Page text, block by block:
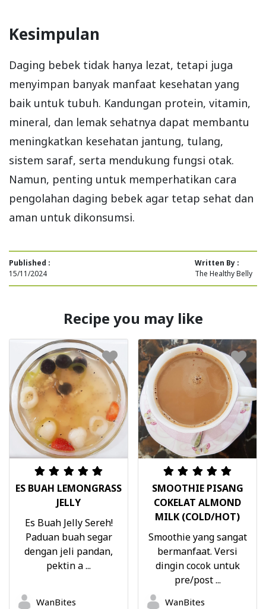
Kesimpulan
Daging bebek tidak hanya lezat, tetapi juga
menyimpan banyak manfaat kesehatan yang
baik untuk tubuh. Kandungan protein, vitamin,
mineral, dan lemak sehatnya dapat membantu
meningkatkan kesehatan jantung, tulang,
sistem saraf, serta mendukung fungsi otak.
Namun, penting untuk memperhatikan cara
pengolahan daging bebek agar tetap sehat dan
aman untuk dikonsumsi.
Published :
15/11/2024
Written By :
The Healthy Belly
Recipe you may like
ES BUAH LEMONGRASS
JELLY
Es Buah Jelly Sereh!
Paduan buah segar
dengan jeli pandan,
pektin a ...
WanBites
SMOOTHIE PISANG
COKELAT ALMOND
MILK (COLD/HOT)
Smoothie yang sangat
bermanfaat. Versi
dingin cocok untuk
pre/post ...
WanBites